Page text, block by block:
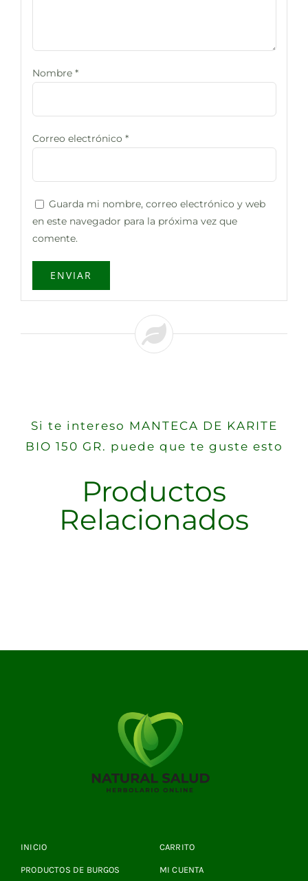
Nombre *
Correo electrónico *
Guarda mi nombre, correo electrónico y web
en este navegador para la próxima vez que
comente.
Si te intereso MANTECA DE KARITE
BIO 150 GR. puede que te guste esto
Productos
Relacionados
INICIO
PRODUCTOS DE BURGOS
CARRITO
MI CUENTA